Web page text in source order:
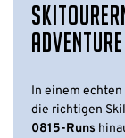
In einem
die richtigen
0815-Runs